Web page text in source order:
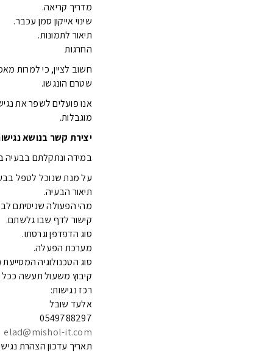
מדריך קריאה.
שינוי אייקון סמן עכבר.
תיאור לתמונות.
החרגות
חשוב לציין, כי למרות
שטרם הונגשו.
אנו פועלים לשפר את
מוגבלות.
יצירת קשר בנושא
במידה ונתקלתם בבעיה
על מנת שנוכל לטפל
תיאור הבעיה.
מהי הפעולה שניסיתם
קישור לדף שבו גלשתם.
סוג הדפדפן וגרסתו.
מערכת הפעלה.
סוג הטכנולוגיה
קיבוץ משעול תעשה ככל
רכז נגישות:
אלעד שובל
0549788297
elad@mishol-it.com
תאריך עדכון הצהרת נגישות 07-10-